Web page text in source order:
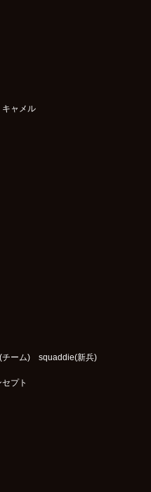
キャメル
チーム) squaddie(新兵)
プト